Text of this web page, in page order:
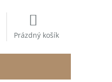
KOŠÍK
Prázdný košík